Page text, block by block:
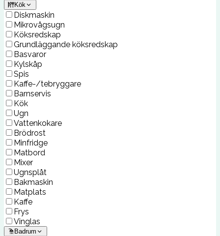
Kök
Diskmaskin
Mikrovågsugn
Köksredskap
Grundläggande köksredskap
Basvaror
Kylskåp
Spis
Kaffe-/tebryggare
Barnservis
Kök
Ugn
Vattenkokare
Brödrost
Minfridge
Matbord
Mixer
Ugnsplåt
Bakmaskin
Matplats
Kaffe
Frys
Vinglas
Badrum